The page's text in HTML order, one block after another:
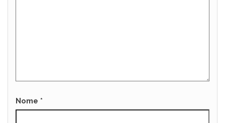
Nome *